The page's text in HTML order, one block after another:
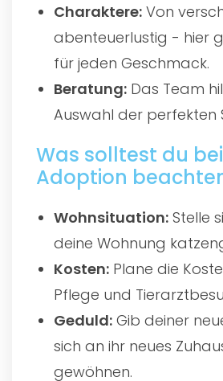
Charaktere: Von
abenteuerlustig - hier
für jeden Geschmack.
Beratung: Das Team
Auswahl der perfekten
Was solltest du
Adoption
Wohnsituation: Stelle
deine Wohnung
Kosten: Plane die
Pflege und
Geduld: Gib deiner
sich an ihr neues
gewöhnen.